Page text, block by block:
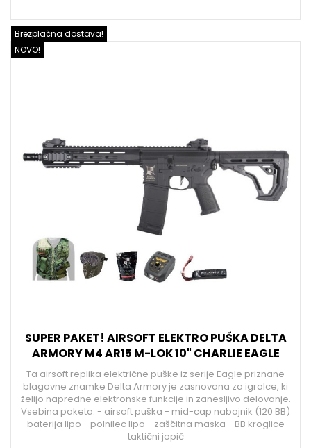
NOVO!
Brezplačna dostava!
SUPER PAKET! AIRSOFT ELEKTRO PUŠKA DELTA
ARMORY M4 AR15 M-LOK 10" CHARLIE EAGLE
Ta airsoft replika električne puške iz serije Eagle priznane
blagovne znamke Delta Armory je zasnovana za igralce, ki
želijo napredne elektronske funkcije in zanesljivo delovanje.
Vsebina paketa: - airsoft puška - mid-cap nabojnik (120 BB)
- baterija lipo - polnilec lipo - zaščitna maska - BB kroglice -
taktični jopič